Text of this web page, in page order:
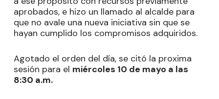
aprobados, e hizo un llamado al alcalde para
que no avale una nueva iniciativa sin que se
hayan cumplido los compromisos adquiridos.
Agotado el orden del día, se citó la proxima
sesión para el miércoles 10 de mayo a las
8:30 a.m.